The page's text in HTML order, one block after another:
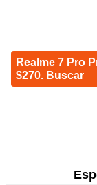
Realme 7 Pro
$270. Buscar